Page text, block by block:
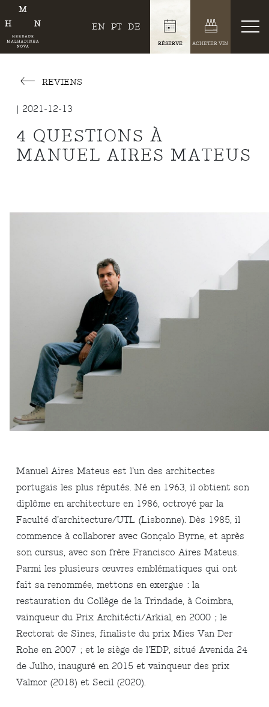
EN PT DE
RÉSERVE ACHETER VIN
REVIENS
| 2021-12-13
4 QUESTIONS À
MANUEL AIRES MATEUS
Manuel Aires Mateus est l’un des architectes
portugais les plus réputés. Né en 1963, il obtient son
diplôme en architecture en 1986, octroyé par la
Faculté d’architecture/UTL (Lisbonne). Dès 1985, il
commence à collaborer avec Gonçalo Byrne, et après
son cursus, avec son frère Francisco Aires Mateus.
Parmi les plusieurs œuvres emblématiques qui ont
fait sa renommée, mettons en exergue : la
restauration du Collège de la Trindade, à Coimbra,
vainqueur du Prix Architécti/Arkial, en 2000 ; le
Rectorat de Sines, finaliste du prix Mies Van Der
Rohe en 2007 ; et le siège de l’EDP, situé Avenida 24
de Julho, inauguré en 2015 et vainqueur des prix
Valmor (2018) et Secil (2020).